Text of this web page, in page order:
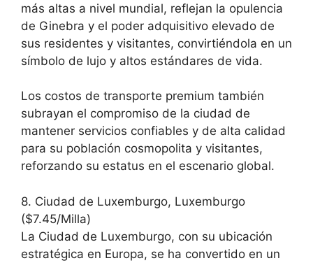
más altas a nivel mundial, reflejan la opulencia
de Ginebra y el poder adquisitivo elevado de
sus residentes y visitantes, convirtiéndola en un
símbolo de lujo y altos estándares de vida.
Los costos de transporte premium también
subrayan el compromiso de la ciudad de
mantener servicios confiables y de alta calidad
para su población cosmopolita y visitantes,
reforzando su estatus en el escenario global.
8. Ciudad de Luxemburgo, Luxemburgo
($7.45/Milla)
La Ciudad de Luxemburgo, con su ubicación
estratégica en Europa, se ha convertido en un